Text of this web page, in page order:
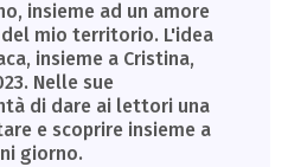
insieme ad un amore
mio territorio. L'idea
insieme a Cristina,
Nelle sue
di dare ai lettori una
e scoprire insieme a
giorno.